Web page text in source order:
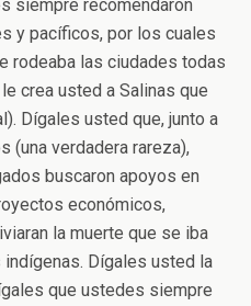
siempre recomendaron
y pacíficos, por los cuales
rodeaba las ciudades todas
crea usted a Salinas que
Dígales usted que, junto a
(una verdadera rareza),
buscaron apoyos en
económicos,
la muerte que se iba
Dígales usted la
que ustedes siempre